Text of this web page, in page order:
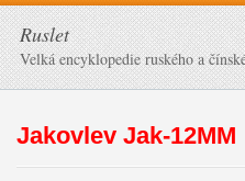
Ruslet
Velká encyklopedie ruského a
Jakovlev Jak-12MM